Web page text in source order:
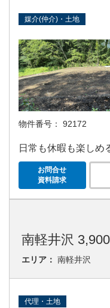
媒介(仲介)・土地
物件番号： 92172
日常も休暇も楽しめ
お問合せ
資料請求
南軽井沢
エリア： 南軽井沢
代理・土地